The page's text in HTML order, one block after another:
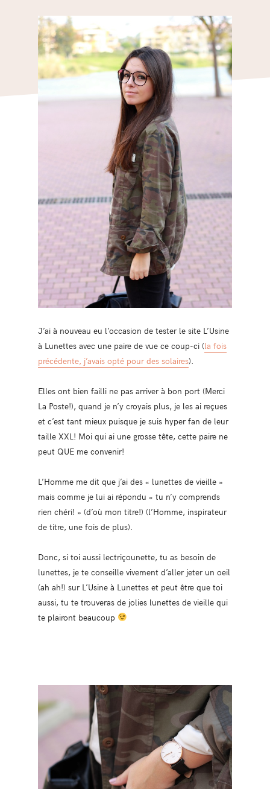
J’ai à nouveau eu l’occasion de tester le site L’Usine
à Lunettes avec une paire de vue ce coup-ci (la fois
précédente, j’avais opté pour des solaires).
Elles ont bien failli ne pas arriver à bon port (Merci
La Poste!), quand je n’y croyais plus, je les ai reçues
et c’est tant mieux puisque je suis hyper fan de leur
taille XXL! Moi qui ai une grosse tête, cette paire ne
peut QUE me convenir!
L’Homme me dit que j’ai des « lunettes de vieille »
mais comme je lui ai répondu « tu n’y comprends
rien chéri! » (d’où mon titre!) (l’Homme, inspirateur
de titre, une fois de plus).
Donc, si toi aussi lectriçounette, tu as besoin de
lunettes, je te conseille vivement d’aller jeter un oeil
(ah ah!) sur L’Usine à Lunettes et peut être que toi
aussi, tu te trouveras de jolies lunettes de vieille qui
te plairont beaucoup